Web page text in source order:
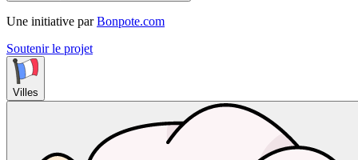
Une initiative par Bonpote.com
Soutenir le projet
Villes